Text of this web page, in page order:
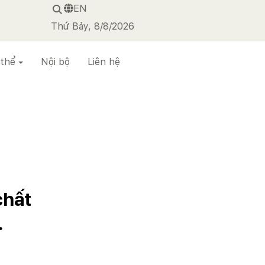
EN
Thứ Bảy, 8/8/2026
Nội bộ Liên hệ